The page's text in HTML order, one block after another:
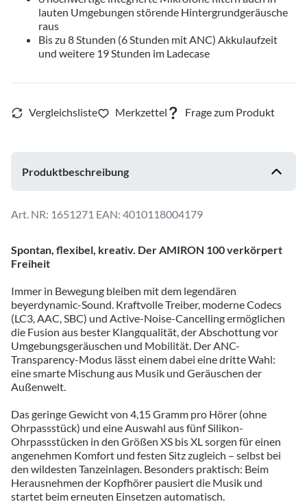
lauten Umgebungen störende Hintergrundgeräusche
raus
Bis zu 8 Stunden (6 Stunden mit ANC) Akkulaufzeit
und weitere 19 Stunden im Ladecase
Produktbeschreibung
1651271 EAN: 4010118004179
Spontan, flexibel, kreativ. Der AMIRON 100 verkörpert
Freiheit
Immer in Bewegung bleiben mit dem legendären
beyerdynamic-Sound. Kraftvolle Treiber, moderne Codecs
(LC3, AAC, SBC) und Active-Noise-Cancelling ermöglichen
die Fusion aus bester Klangqualität, der Abschottung vor
Umgebungsgeräuschen und Mobilität. Der ANC-
Transparency-Modus lässt einem dabei eine dritte Wahl:
eine smarte Mischung aus Musik und Geräuschen der
Außenwelt.
Das geringe Gewicht von 4,15 Gramm pro Hörer (ohne
Ohrpassstück) und eine Auswahl aus fünf Silikon-
Ohrpassstücken in den Größen XS bis XL sorgen für einen
angenehmen Komfort und festen Sitz zugleich – selbst bei
den wildesten Tanzeinlagen. Besonders praktisch: Beim
Herausnehmen der Kopfhörer pausiert die Musik und
startet beim erneuten Einsetzen automatisch.